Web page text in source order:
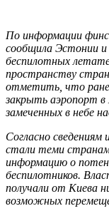
По информации
сообщила Эстонии
беспилотных
пространству
отметить, что
закрыть аэропорт в
замеченных в небе
Согласно
стали теми
информацию о
беспилотников.
получали от Киева
возможных